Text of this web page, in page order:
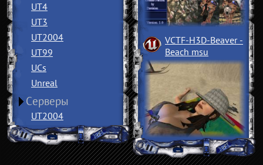
UT4
UT3
UT2004
UT99
UCs
Unreal
Серверы
UT2004
VCTF-H3D-Beaver ­
Beach msu